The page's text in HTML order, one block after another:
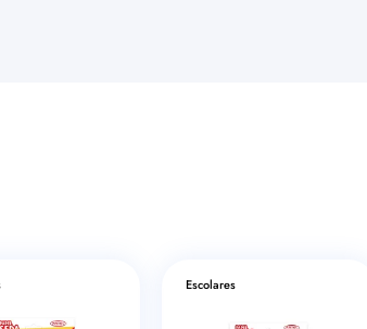
Escolares